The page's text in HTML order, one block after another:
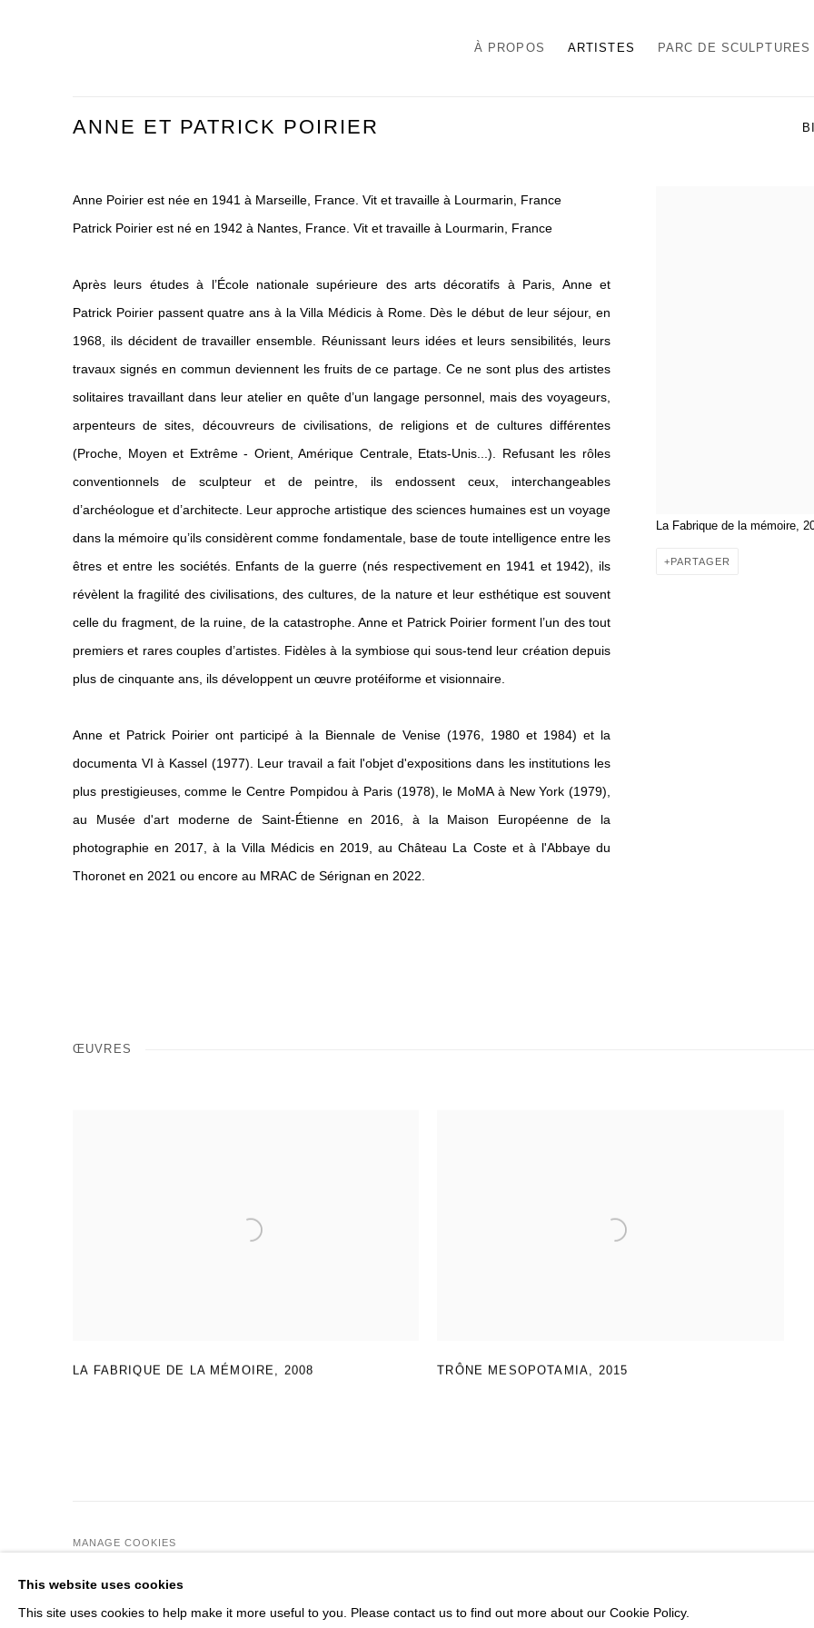
À PROPOS ARTISTES PARC DE SCULPTURES
ANNE ET PATRICK POIRIER
La Fabrique de la mémoire,
PARTAGER
Anne Poirier est née en 1941 à Marseille, France. Vit et travaille à Lourmarin, France
Patrick Poirier est né en 1942 à Nantes, France. Vit et travaille à Lourmarin, France
Après leurs études à l’École nationale supérieure des arts décoratifs à Paris, Anne et
Patrick Poirier passent quatre ans à la Villa Médicis à Rome. Dès le début de leur séjour, en
1968, ils décident de travailler ensemble. Réunissant leurs idées et leurs sensibilités, leurs
travaux signés en commun deviennent les fruits de ce partage. Ce ne sont plus des artistes
solitaires travaillantdans leur atelier en quête d’un langage personnel, mais des voyageurs
arpenteurs de sites, découvreurs de civilisations, de religions et de cultures différentes
(Proche, Moyen et Extrême - Orient, Amérique Centrale, Etats-Unis...). Refusant les rôles
conventionnels de sculpteur et de peintre, ils endossent ceux, interchangeables
d’archéologue et d’architecte. Leur approche artistique des sciences humaines est un voyage
dans la mémoire qu’ils considèrent comme fondamentale, base de toute intelligence entre les
êtres et entre les sociétés. Enfants de la guerre (nés respectivement en 1941 et 1942), ils
révèlent la fragilité des civilisations, des cultures, de la nature et leur esthétique est souvent
celle du fragment, de la ruine, de la catastrophe. Anne et Patrick Poirier forment l’un des tout
premiers et rares couples d’artistes. Fidèles à la symbiose qui sous-tend leur création depuis
plus de cinquante ans, ils développent un œuvre protéiforme et visionnaire.
Anne et Patrick Poirier ont participé à la Biennale de Venise (1976, 1980 et 1984) et la
documenta VI à Kassel (1977). Leur travail a fait l'objet d'expositions dans les institutions les
plus prestigieuses, comme le Centre Pompidou à Paris (1978), le MoMA à New York (1979),
au Musée d'art moderne de Saint-Étienne en 2016, à la Maison Européenne de la
photographie en 2017, à la Villa Médicis en 2019, au Château La Coste et à l'Abbaye du
Thoronet en 2021 ou encore au MRAC de Sérignan en 2022.
ŒUVRES
LA FABRIQUE DE LA MÉMOIRE , 2008 TRÔNE MESOPOTAMIA, 2015
MANAGE COOKIES
This website uses cookies
This site uses cookies to help make it more useful to you. Please contact us to find out more about our Cookie Policy.